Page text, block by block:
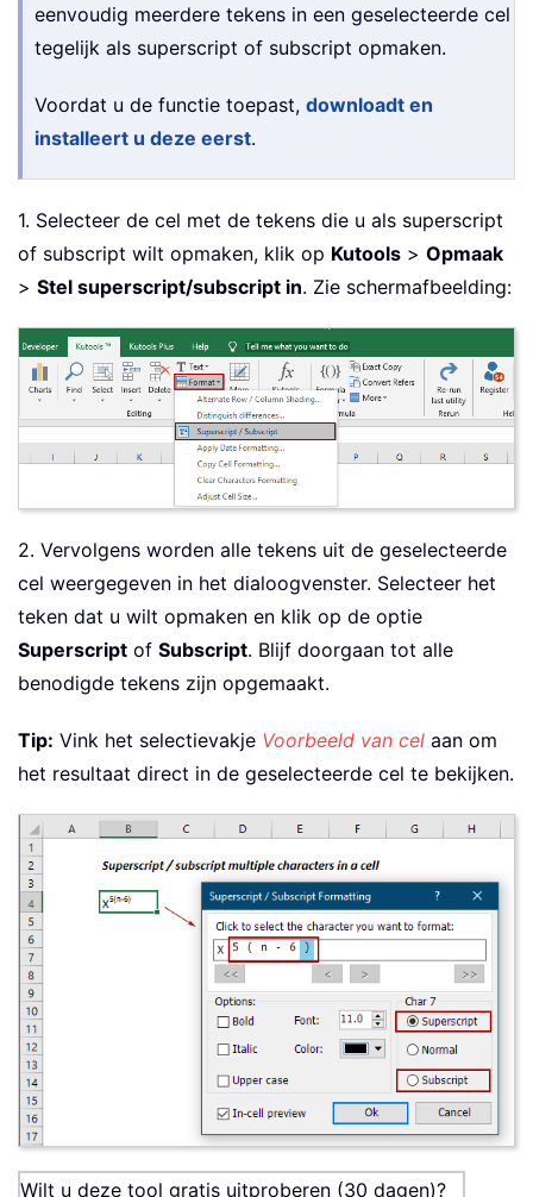
eenvoudig meerdere tekens in een geselecteerde cel
tegelijk als superscript of subscript opmaken.
Voordat u de functie toepast, downloadt en
installeert u deze eerst.
1. Selecteer de cel met de tekens die u als superscript
of subscript wilt opmaken, klik op Kutools > Opmaak
> Stel superscript/subscript in. Zie schermafbeelding:
2. Vervolgens worden alle tekens uit de geselecteerde
cel weergegeven in het dialoogvenster. Selecteer het
teken dat u wilt opmaken en klik op de optie
Superscript of Subscript. Blijf doorgaan tot alle
benodigde tekens zijn opgemaakt.
Tip: Vink het selectievakje Voorbeeld van cel aan om
het resultaat direct in de geselecteerde cel te bekijken.
Wilt u deze tool gratis uitproberen (30 dagen)?